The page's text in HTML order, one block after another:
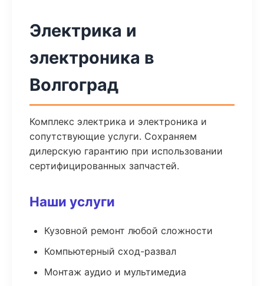
Электрика и
электроника в
Волгоград
Комплекс электрика и электроника и
сопутствующие услуги. Сохраняем
дилерскую гарантию при использовании
сертифицированных запчастей.
Наши услуги
Кузовной ремонт любой сложности
Компьютерный сход-развал
Монтаж аудио и мультимедиа